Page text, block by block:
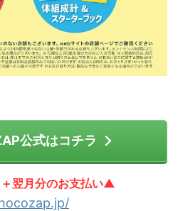
公式はコチラ
翌月分のお支払い▲